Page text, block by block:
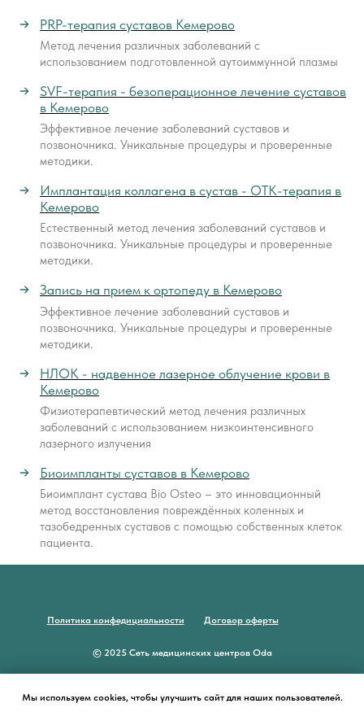
PRP-терапия суставов Кемерово
Метод лечения различных заболеваний с
использованием подготовленной аутоиммунной плазмы
SVF-терапия - безоперационное лечение суставов
в Кемерово
Эффективное лечение заболеваний суставов и
позвоночника. Уникальные процедуры и проверенные
методики.
Имплантация коллагена в сустав - ОТК-терапия в
Кемерово
Естественный метод лечения заболеваний суставов и
позвоночника. Уникальные процедуры и проверенные
методики.
Запись на прием к ортопеду в Кемерово
Эффективное лечение заболеваний суставов и
позвоночника. Уникальные процедуры и проверенные
методики.
НЛОК - надвенное лазерное облучение крови в
Кемерово
Физиотерапевтический метод лечения различных
заболеваний с использованием низкоинтенсивного
лазерного излучения
Биоимпланты суставов в Кемерово
Биоимплант сустава Bio Osteo – это инновационный
метод восстановления повреждённых коленных и
тазобедренных суставов с помощью собственных клеток
пациента.
Политика конфедициальности Договор оферты
© 2025 Сеть медицинских центров Oda
Мы используем cookies, чтобы улучшить сайт для наших пользователей.